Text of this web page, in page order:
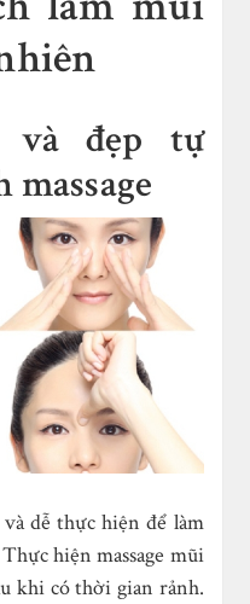
và đẹp tự
massage
dễ thực hiện để làm
hiện massage mũi
khi có thời gian rảnh.